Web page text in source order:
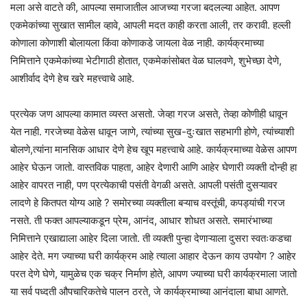
मला असे वाटते की, आपल्या समाजातील आजच्या गरजा बदलल्या आहेत. आपण
एकमेकांच्या सुखात सामील व्हावे, आपली मदत काही करता आली, तर करावी. हल्ली
कोणाला कोणाशी बोलायला किंवा कोणाकडे जायला वेळ नाही. कार्यक्रमाच्या
निमित्ताने एकमेकांच्या भेटीगाठी होतात, एकमेकांसोबत वेळ घालवणे, शुभेच्छा देणे,
आशीर्वाद देणे हेच खरे महत्त्वाचे आहे.
प्रत्येक जण आपल्या कामात व्यस्त असतो. जेव्हा गरज असते, तेव्हा कोणीही धावून
येत नाही. गरजेच्या वेळेस धावून जाणे, त्यांच्या सुख-दुःखात सहभागी होणे, त्यांच्याशी
बोलणे,त्यांना मानसिक आधार देणे हेच खूप महत्त्वाचे आहे. कार्यक्रमाच्या वेळेस आपण
आहेर घेऊन जातो. वास्तविक पाहता, आहेर देणारी आणि आहेर घेणारी व्यक्ती दोन्ही हा
आहेर वापरत नाही, पण प्रत्येकाची पसंती वेगळी असते. आपली पसंती दुसऱ्यावर
लादणे हे कितपत योग्य आहे ? समोरच्या व्यक्तीला बऱ्याच वस्तूंची, कपड्यांची गरज
नसते. ती फक्त आपल्याकडून प्रेम, आनंद, आधार शोधत असते. समारंभाच्या
निमित्ताने एखाद्याला आहेर दिला जातो. ती व्यक्ती पुन्हा देणाऱ्याला दुसरा स्वतःकडचा
आहेर देते. मग ज्याच्या घरी कार्यक्रम आहे त्याला आहार देऊन काय उपयोग ? आहेर
परत देणे घेणे, यामुळेच एक चक्र निर्माण होते, आपण ज्याच्या घरी कार्यक्रमाला जातो
या सर्व पध्दती औपचारिकतेचे पालन ठरते, जे कार्यक्रमाच्या आनंदाला बाधा आणते.